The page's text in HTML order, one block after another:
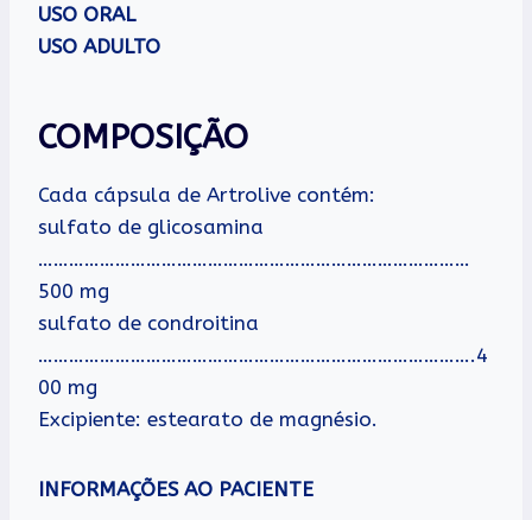
USO ORAL
USO ADULTO
COMPOSIÇÃO
Cada cápsula de Artrolive contém:
sulfato de glicosamina
…………………………………………………………………………
500 mg
sulfato de condroitina
………………………………………………………………………….4
00 mg
Excipiente: estearato de magnésio.
INFORMAÇÕES AO PACIENTE